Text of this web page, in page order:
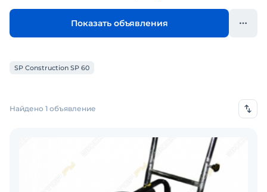
Показать объявления
SP Construction SP 60
Найдено 1 объявление